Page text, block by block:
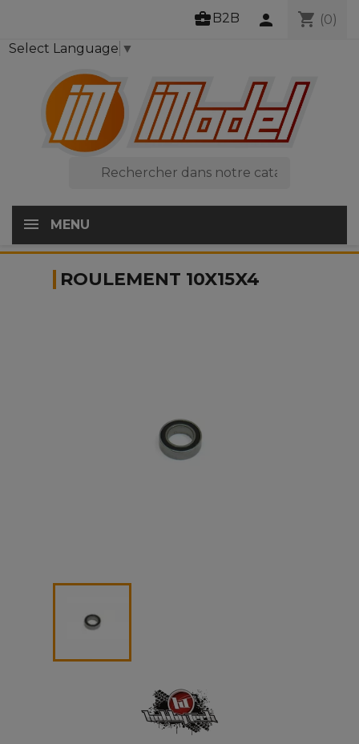
business_center B2B shopping_cart (0)
person

MENU
Select Language ▼
ROULEMENT 10X15X4